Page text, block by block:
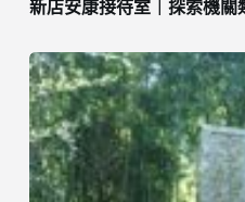
新店安康接待室｜探索機關